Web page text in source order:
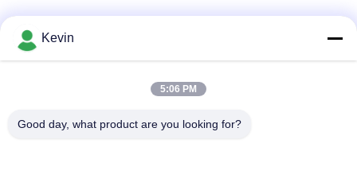
Kevin
5:06 PM
Good day, what product are you looking for?